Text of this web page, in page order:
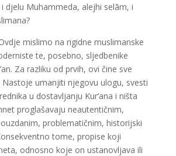
djelu Muhammeda, alejhi selām, i
mislimo na rigidne muslimanske
te, posebno, sljedbenike
Za razliku od prvih, ovi čine sve
umanjiti njegovu ulogu, svesti
u dostavljanju Kur’ana i ništa
proglašavaju neautentičnim,
problematičnim, historijski
tome, propise koji
odnosno koje on ustanovljava ili